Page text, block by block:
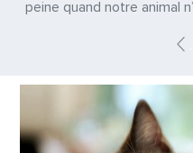
peine quand notre animal